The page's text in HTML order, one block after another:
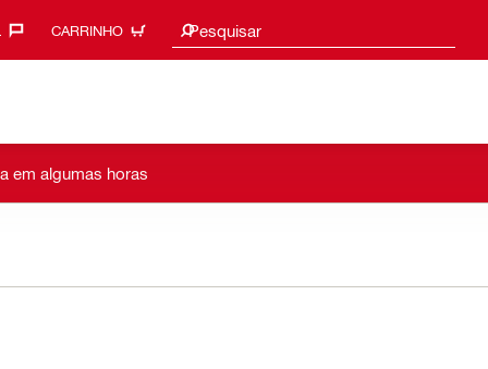
CARRINHO Pesquisar
Sugestões de pesquisa
em algumas horas